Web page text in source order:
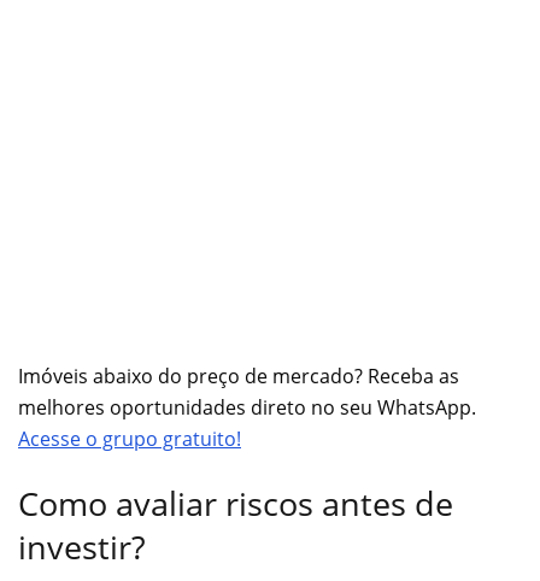
Imóveis abaixo do preço de mercado? Receba as
melhores oportunidades direto no seu WhatsApp.
Acesse o grupo gratuito!
Como avaliar riscos antes de
investir?